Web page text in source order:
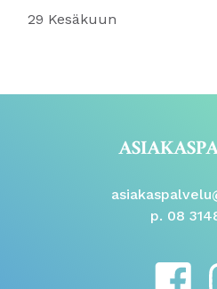
29 Kesäkuun
p. 08